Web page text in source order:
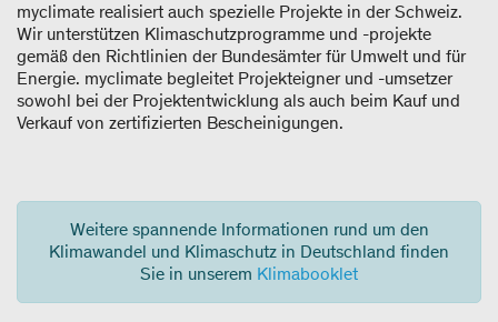
myclimate realisiert auch spezielle Projekte in der Schweiz.
Wir unterstützen Klimaschutzprogramme und -projekte
gemäß den Richtlinien der Bundesämter für Umwelt und für
Energie. myclimate begleitet Projekteigner und -umsetzer
sowohl bei der Projektentwicklung als auch beim Kauf und
Verkauf von zertifizierten Bescheinigungen.
Weitere spannende Informationen rund um den
Klimawandel und Klimaschutz in Deutschland finden
Sie in unserem Klimabooklet